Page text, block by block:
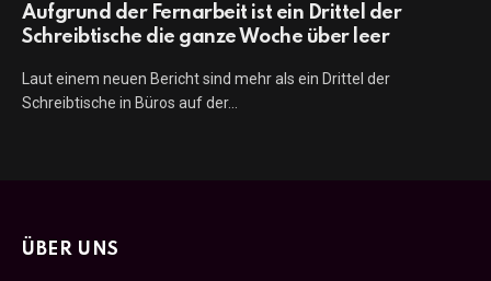
Aufgrund der Fernarbeit ist ein Drittel der
Schreibtische die ganze Woche über leer
Laut einem neuen Bericht sind mehr als ein Drittel der
Schreibtische in Büros auf der…
ÜBER UNS